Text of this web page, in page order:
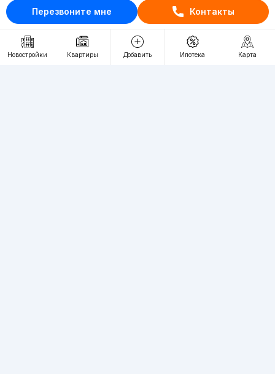
Перезвоните мне Контакты
Новостройки Квартиры Добавить Ипотека Карта
Контакты
О проекте
Проект компании Webnow ©